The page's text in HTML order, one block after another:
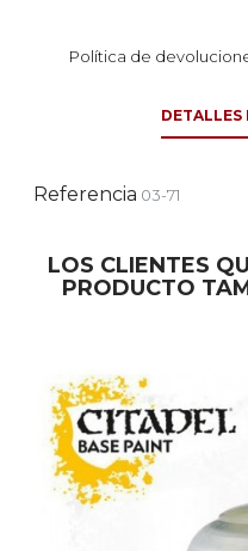
Política de
DETALLES
Referencia 03-71
LOS CLIENTES
PRODUCTO